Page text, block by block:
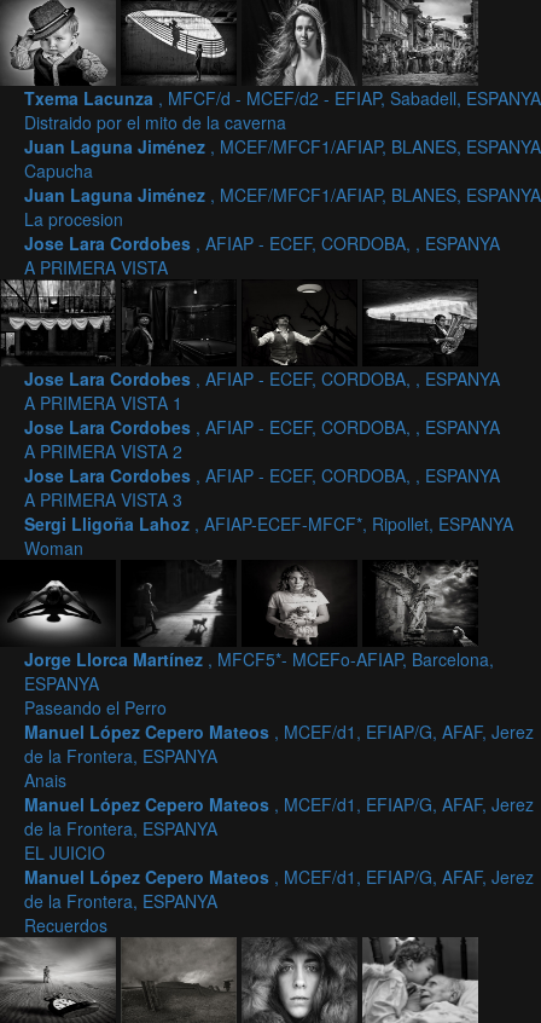
Txema Lacunza , MFCF/d - MCEF/d2 - EFIAP, Sabadell, ESPANYA
Distraido por el mito de la caverna
Juan Laguna Jiménez , MCEF/MFCF1/AFIAP, BLANES, ESPANYA
Capucha
Juan Laguna Jiménez , MCEF/MFCF1/AFIAP, BLANES, ESPANYA
La procesion
Jose Lara Cordobes , AFIAP - ECEF, CORDOBA, , ESPANYA
A PRIMERA VISTA
Jose Lara Cordobes , AFIAP - ECEF, CORDOBA, , ESPANYA
A PRIMERA VISTA 1
Jose Lara Cordobes , AFIAP - ECEF, CORDOBA, , ESPANYA
A PRIMERA VISTA 2
Jose Lara Cordobes , AFIAP - ECEF, CORDOBA, , ESPANYA
A PRIMERA VISTA 3
Sergi Lligoña Lahoz , AFIAP-ECEF-MFCF*, Ripollet, ESPANYA
Woman
Jorge Llorca Martínez , MFCF5*- MCEFo-AFIAP, Barcelona,
ESPANYA
Paseando el Perro
Manuel López Cepero Mateos , MCEF/d1, EFIAP/G, AFAF, Jerez
de la Frontera, ESPANYA
Anais
Manuel López Cepero Mateos , MCEF/d1, EFIAP/G, AFAF, Jerez
de la Frontera, ESPANYA
EL JUICIO
Manuel López Cepero Mateos , MCEF/d1, EFIAP/G, AFAF, Jerez
de la Frontera, ESPANYA
Recuerdos